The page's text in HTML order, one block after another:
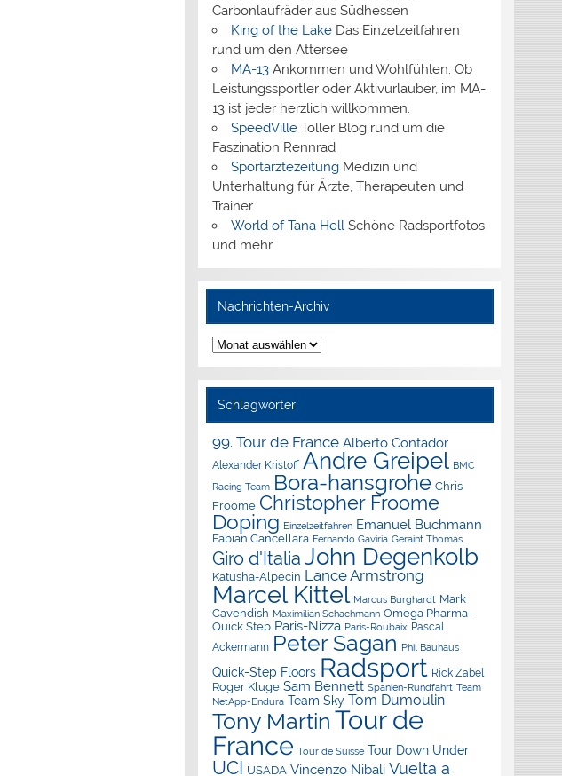
Carbonlaufräder aus Südhessen
King of the LakeDas Einzelzeitfahren
rund um den Attersee
MA-13Ankommen und Wohlfühlen: Ob
Leistungssportler oder Aktivurlauber, im MA-
13 ist jeder herzlich willkommen.
SpeedVilleToller Blog rund um die
Faszination Rennrad
SportärztezeitungMedizin und
Unterhaltung für Ärzte, Therapeuten und
Trainer
World of Tana Hell Schöne Radsportfotos
und mehr
Nachrichten-Archiv
Nachrichten-
Archiv
Schlagwörter
99. Tour de France Alberto Contador
Alexander Kristoff Andre Greipel BMC
Racing Team Bora-hansgrohe Chris
Froome Christopher Froome
Doping Einzelzeitfahren Emanuel Buchmann
Fabian Cancellara Fernando Gaviria Geraint Thomas
Giro d'Italia John Degenkolb
Katusha-Alpecin Lance Armstrong
Marcel Kittel Marcus Burghardt Mark
Cavendish Maximilian Schachmann Omega Pharma-
Quick Step Paris-Nizza Paris-Roubaix Pascal
Ackermann Peter Sagan Phil Bauhaus
Quick-Step Floors Radsport Rick Zabel
Roger Kluge Sam Bennett Spanien-Rundfahrt Team
NetApp-Endura Team Sky Tom Dumoulin
Tony Martin Tour de
France Tour de Suisse Tour Down Under
UCI USADA Vincenzo Nibali Vuelta a